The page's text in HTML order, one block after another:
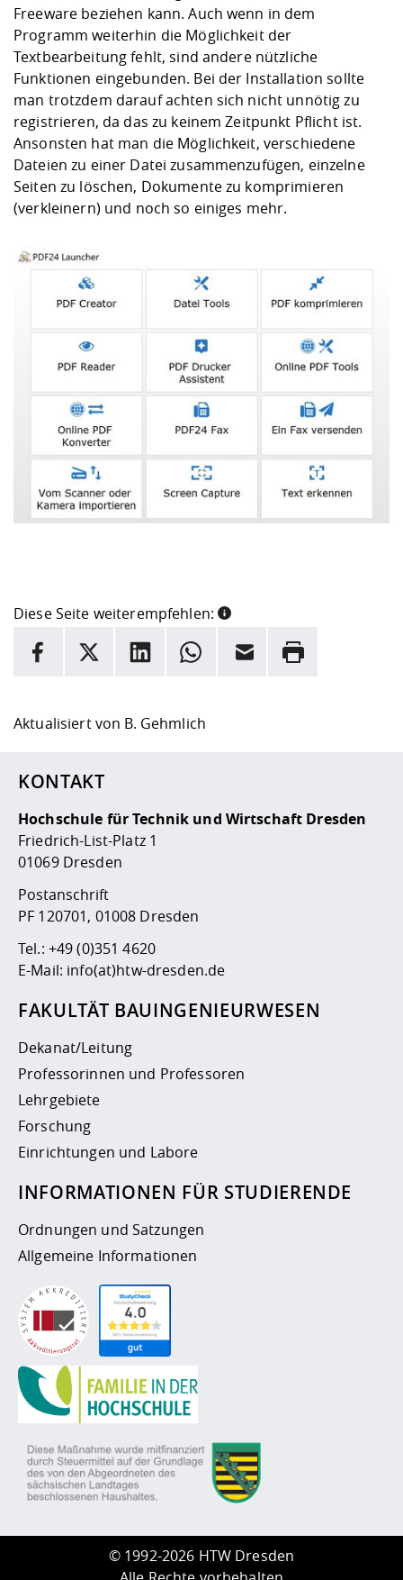
Freeware beziehen kann. Auch wenn in dem
Programm weiterhin die Möglichkeit der
Textbearbeitung fehlt, sind andere nützliche
Funktionen eingebunden. Bei der Installation sollte
man trotzdem darauf achten sich nicht unnötig zu
registrieren, da das zu keinem Zeitpunkt Pflicht ist.
Ansonsten hat man die Möglichkeit, verschiedene
Dateien zu einer Datei zusammenzufügen, einzelne
Seiten zu löschen, Dokumente zu komprimieren
(verkleinern) und noch so einiges mehr.
Diese Seite weiterempfehlen:
INFORMATION
Hier stehen weitere Informationen und ein Link zur
Facebook
X LinkedInWhatsappE-Mail Drucken
Aktualisiert von B. Gehmlich
KONTAKT
Hochschule für Technik und Wirtschaft Dresden
Friedrich-List-Platz 1
01069 Dresden
Postanschrift
PF 120701, 01008 Dresden
Tel.: +49 (0)351 4620
E-Mail: info(at)htw-dresden.de
FAKULTÄT BAUINGENIEURWESEN
Dekanat/Leitung
Professorinnen und Professoren
Lehrgebiete
Forschung
Einrichtungen und Labore
INFORMATIONEN FÜR STUDIERENDE
Ordnungen und Satzungen
Allgemeine Informationen
© 1992-2026 HTW Dresden